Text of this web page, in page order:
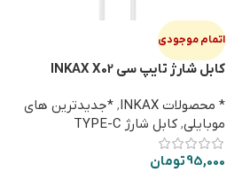
اتمام موجودی
کابل شارژ تایپ سی INKAX X02
* محصولات INKAX , *جدیدترین های
موبایلی, کابل شارژ TYPE-C
95,000تومان